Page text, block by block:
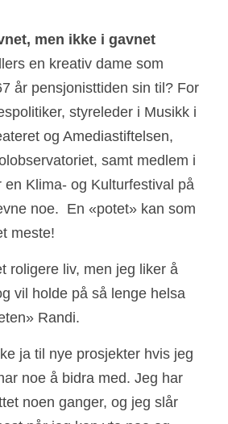
en kreativ dame som
år pensjonisttiden sin til? For
styreleder i Musikk i
og Amediastiftelsen,
samt medlem i
en Klima- og Kulturfestival på
noe.  En «potet» kan som
meste!
roligere liv, men jeg liker å
vil holde på så lenge helsa
Randi.
ja til nye prosjekter hvis jeg
noe å bidra med. Jeg har
noen ganger, og jeg slår